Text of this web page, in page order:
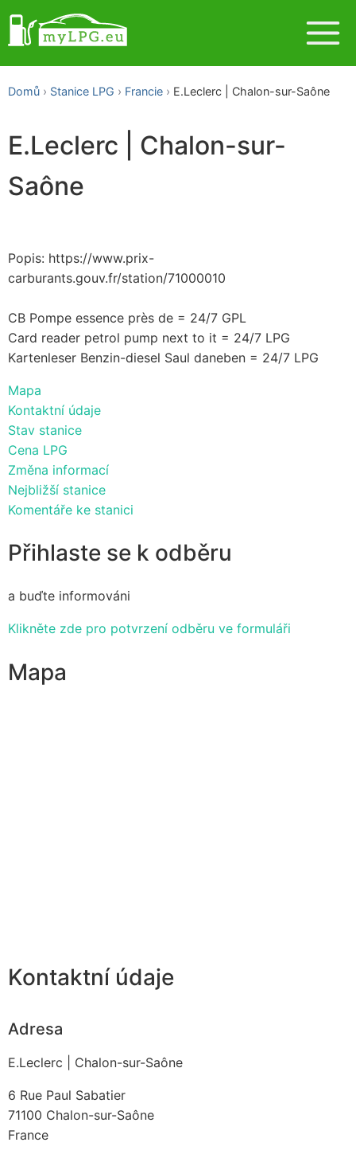
Domů Stanice LPG Francie E.Leclerc | Chalon-sur-Saône
E.Leclerc | Chalon-sur-
Saône
Popis: https://www.prix-
carburants.gouv.fr/station/71000010
CB Pompe essence près de = 24/7 GPL
Card reader petrol pump next to it = 24/7 LPG
Kartenleser Benzin-diesel Saul daneben = 24/7 LPG
Mapa
Kontaktní údaje
Stav stanice
Cena LPG
Změna informací
Nejbližší stanice
Komentáře ke stanici
Přihlaste se k odběru
a buďte informováni
Klikněte zde pro potvrzení odběru ve formuláři
Mapa
Kontaktní údaje
Adresa
E.Leclerc | Chalon-sur-Saône
6 Rue Paul Sabatier
71100 Chalon-sur-Saône
France